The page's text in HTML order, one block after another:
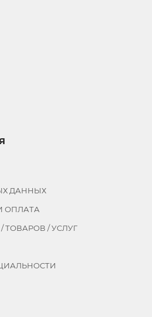
ДАННЫХ
ОПЛАТА
ТОВАРОВ / УСЛУГ